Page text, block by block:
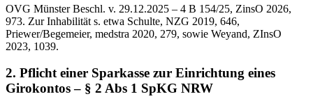
OVG Münster Beschl. v. 29.12.2025 – 4 B 154/25, ZinsO 2026,
973. Zur Inhabilität s. etwa Schulte, NZG 2019, 646,
Priewer/Begemeier, medstra 2020, 279, sowie Weyand, ZInsO
2023, 1039.
2. Pflicht einer Sparkasse zur Einrichtung eines
Girokontos – § 2 Abs 1 SpKG NRW